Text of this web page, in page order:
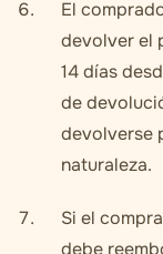
El
devolver el
14 días
de
devolverse
naturaleza.
Si el